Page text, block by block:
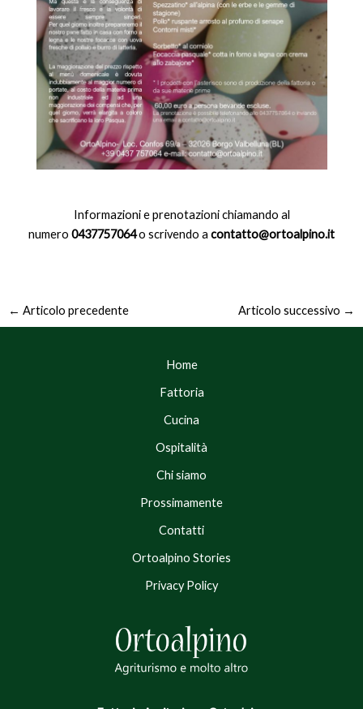
Informazioni e prenotazioni chiamando al
numero 0437757064o scrivendo a contatto@ortoalpino.it
← Articolo precedente Articolo successivo →
Home
Fattoria
Cucina
Ospitalità
Chi siamo
Prossimamente
Contatti
Ortoalpino Stories
Privacy Policy